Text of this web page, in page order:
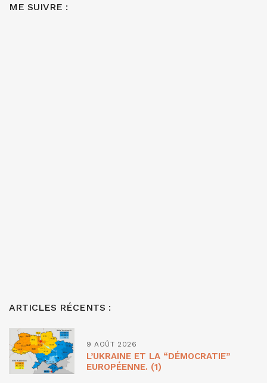
ME SUIVRE :
ARTICLES RÉCENTS :
9 AOÛT 2026
L’UKRAINE ET LA “DÉMOCRATIE”
EUROPÉENNE. (1)